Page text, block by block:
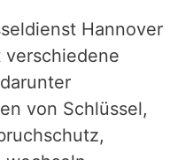
Hannover
von Schlüssel,